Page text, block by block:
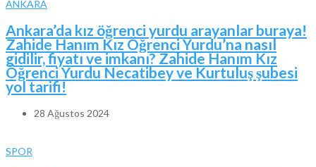
ANKARA
Ankara’da kız öğrenci yurdu arayanlar buraya!
Zahide Hanım Kız Öğrenci Yurdu’na nasıl
gidilir, fiyatı ve imkanı? Zahide Hanım Kız
Öğrenci Yurdu Necatibey ve Kurtuluş şubesi
yol tarifi!
28 Ağustos 2024
SPOR